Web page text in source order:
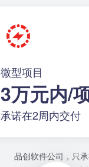
微型项目
3万元内/
承诺在2周内交付
品创软件公司，只